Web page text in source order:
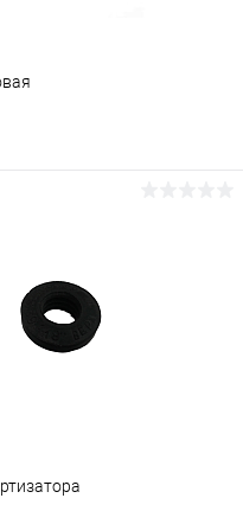
В наличии